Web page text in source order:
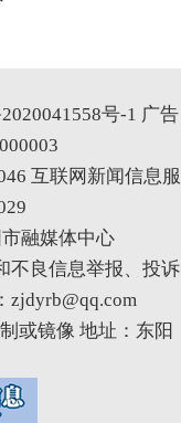
号-1 广告
互联网新闻信息服
融媒体中心
不良信息举报、投诉
zjdyrb@qq.com
或镜像 地址：东阳